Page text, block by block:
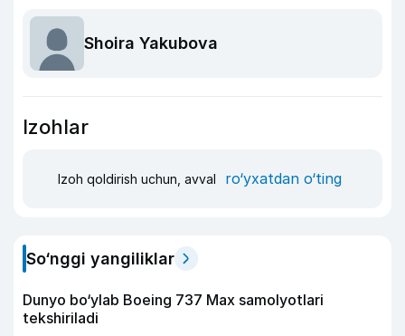
Shoira Yakubova
Izohlar
Izoh qoldirish uchun, avval ro‘yxatdan o‘ting
So‘nggi yangiliklar
Dunyo bo‘ylab Boeing 737 Max samolyotlari
tekshiriladi